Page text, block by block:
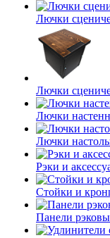
Лючки
Лючки
Лючки
Лючки
Рэки и
Стойки и
Панели